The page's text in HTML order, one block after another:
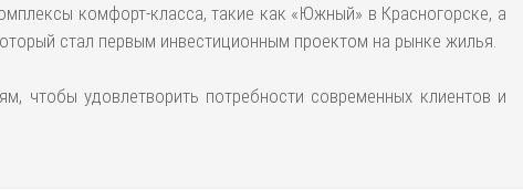
комфорт-класса, такие как «Южный» в Красногорске, а
стал первым инвестиционным проектом на рынке жилья.
чтобы удовлетворить потребности современных клиентов и